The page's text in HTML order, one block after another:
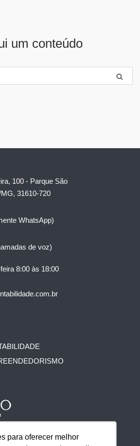
para oferecer melhor
um conteúdo
100 - Parque São
31610-720
WhatsApp)
de voz)
8:00 às 18:00